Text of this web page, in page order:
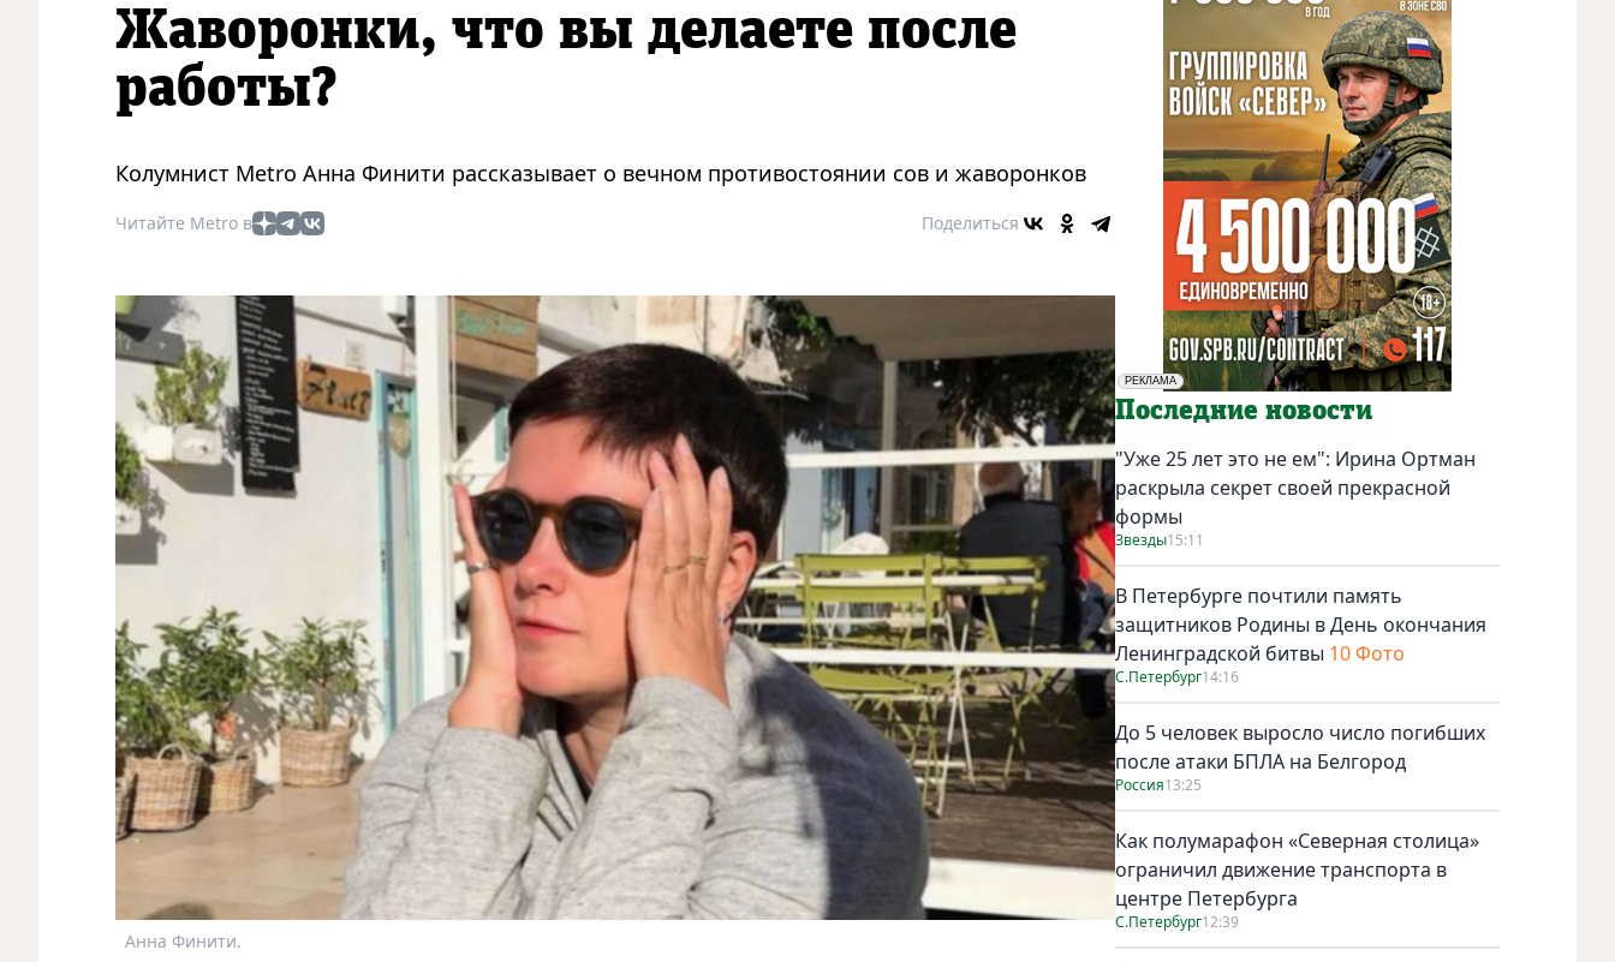
Жаворонки, что вы делаете после
работы?
Колумнист Metro Анна Финити рассказывает о вечном противостоянии сов и жаворонков
Читайте Metro в Поделиться
Анна Финити.
РЕКЛАМА
Социальная реклама
Последние новости
"Уже 25 лет это не ем": Ирина Ортман
раскрыла секрет своей прекрасной
формы
Звезды15:11
В Петербурге почтили память
защитников Родины в День окончания
Ленинградской битвы 10 Фото
С.Петербург14:16
До 5 человек выросло число погибших
после атаки БПЛА на Белгород
Россия13:25
Как полумарафон «Северная столица»
ограничил движение транспорта в
центре Петербурга
С.Петербург12:39